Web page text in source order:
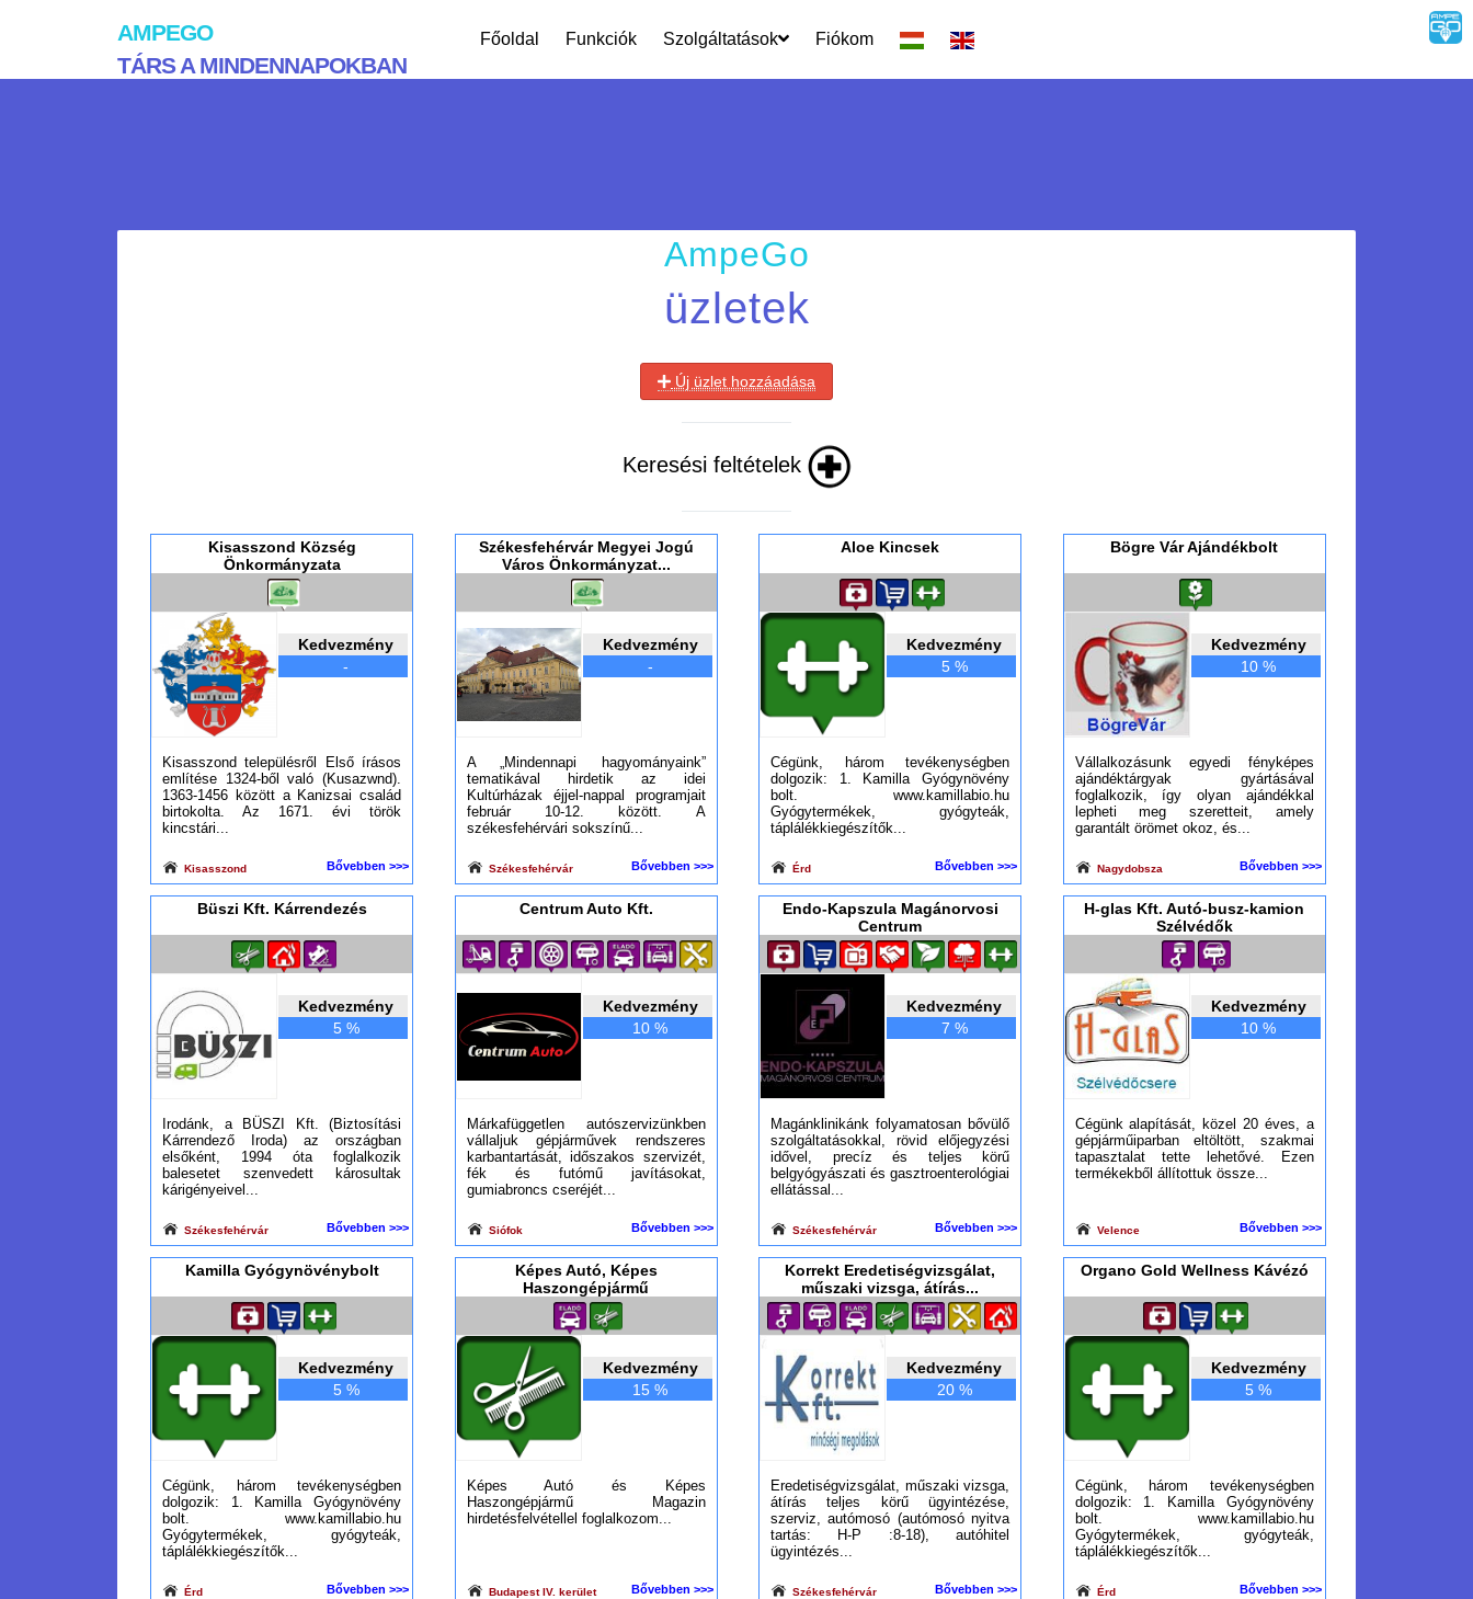
AMPEGO
TÁRS A MINDENNAPOKBAN
Főoldal Funkciók Szolgáltatások Fiókom
AmpeGo
üzletek
Új üzlet hozzáadása
Keresési feltételek
Kisasszond Község
Önkormányzata
Kedvezmény
-
Kisasszond településről Első írásos
említése 1324-ből való (Kusazwnd).
1363-1456 között a Kanizsai család
birtokolta. Az 1671. évi török
kincstári...
Kisasszond Bővebben >>>
Székesfehérvár Megyei Jogú
Város Önkormányzat...
Kedvezmény
-
A „Mindennapi hagyományaink”
tematikával hirdetik az idei
Kultúrházak éjjel-nappal programjait
február 10-12. között. A
székesfehérvári sokszínű...
Székesfehérvár Bővebben >>>
Aloe Kincsek
Kedvezmény
5 %
Cégünk, három tevékenységben
dolgozik: 1. Kamilla Gyógynövény
bolt. www.kamillabio.hu
Gyógytermékek, gyógyteák,
táplálékkiegészítők...
Érd Bővebben >>>
Bögre Vár Ajándékbolt
Kedvezmény
10 %
Vállalkozásunk egyedi fényképes
ajándéktárgyak gyártásával
foglalkozik, így olyan ajándékkal
lepheti meg szeretteit, amely
garantált örömet okoz, és...
Nagydobsza Bővebben >>>
Büszi Kft. Kárrendezés
Kedvezmény
5 %
Irodánk, a BÜSZI Kft. (Biztosítási
Kárrendező Iroda) az országban
elsőként, 1994 óta foglalkozik
balesetet szenvedett károsultak
kárigényeivel...
Székesfehérvár Bővebben >>>
Centrum Auto Kft.
Kedvezmény
10 %
Márkafüggetlen autószervizünkben
vállaljuk gépjárművek rendszeres
karbantartását, időszakos szervizét,
fék és futómű javításokat,
gumiabroncs cseréjét...
Siófok Bővebben >>>
Endo-Kapszula Magánorvosi
Centrum
Kedvezmény
7 %
Magánklinikánk folyamatosan bővülő
szolgáltatásokkal, rövid előjegyzési
idővel, precíz és teljes körű
belgyógyászati és gasztroenterológiai
ellátással...
Székesfehérvár Bővebben >>>
H-glas Kft. Autó-busz-kamion
Szélvédők
Kedvezmény
10 %
Cégünk alapítását, közel 20 éves, a
gépjárműiparban eltöltött, szakmai
tapasztalat tette lehetővé. Ezen
termékekből állítottuk össze...
Velence Bővebben >>>
Kamilla Gyógynövénybolt
Kedvezmény
5 %
Cégünk, három tevékenységben
dolgozik: 1. Kamilla Gyógynövény
bolt. www.kamillabio.hu
Gyógytermékek, gyógyteák,
táplálékkiegészítők...
Érd Bővebben >>>
Képes Autó, Képes
Haszongépjármű
Kedvezmény
15 %
Képes Autó és Képes
Haszongépjármű Magazin
hirdetésfelvétellel foglalkozom...
Budapest IV. kerület Bővebben >>>
Korrekt Eredetiségvizsgálat,
műszaki vizsga, átírás...
Kedvezmény
20 %
Eredetiségvizsgálat, műszaki vizsga,
átírás teljes körű ügyintézése,
szerviz, autómosó (autómosó nyitva
tartás: H-P :8-18), autóhitel
ügyintézés...
Székesfehérvár Bővebben >>>
Organo Gold Wellness Kávézó
Kedvezmény
5 %
Cégünk, három tevékenységben
dolgozik: 1. Kamilla Gyógynövény
bolt. www.kamillabio.hu
Gyógytermékek, gyógyteák,
táplálékkiegészítők...
Érd Bővebben >>>